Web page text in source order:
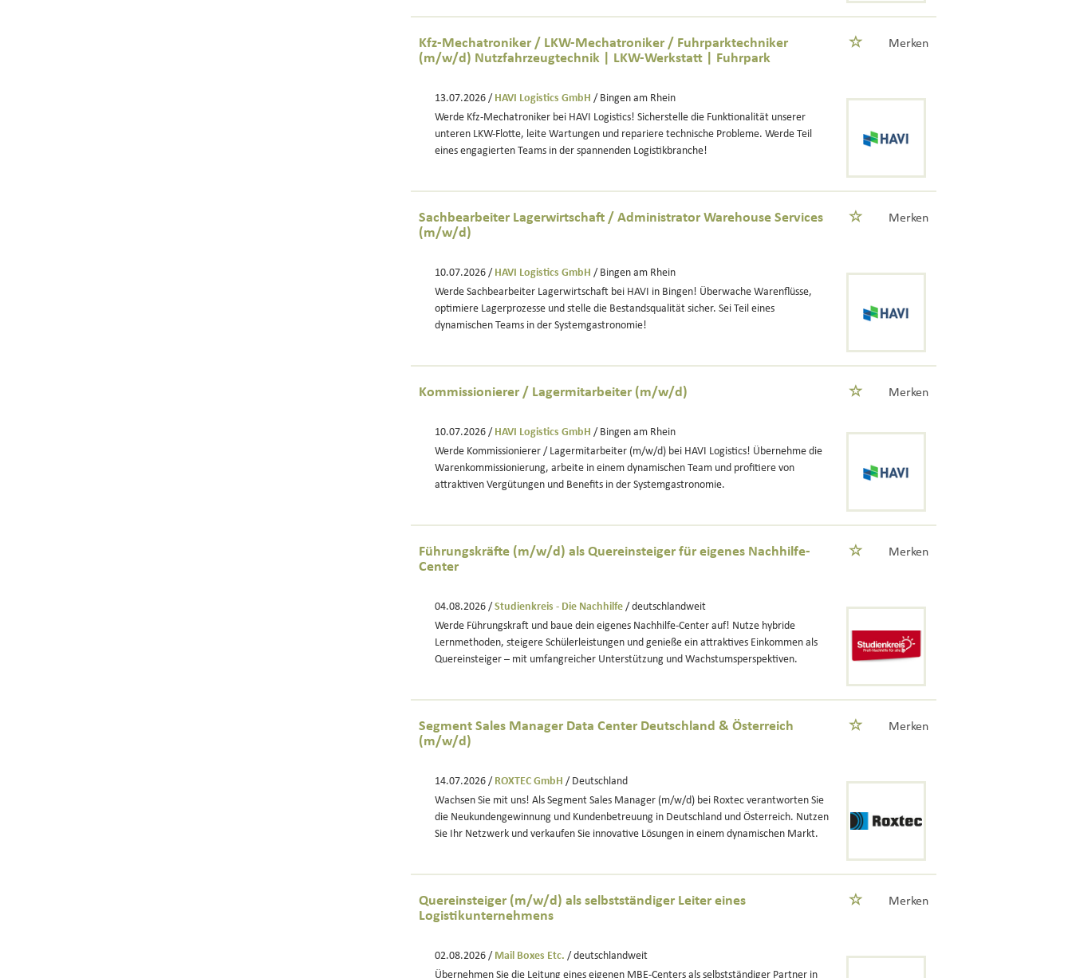
Kfz-Mechatroniker / LKW-Mechatroniker / Fuhrparktechniker
(m/w/d) Nutzfahrzeugtechnik | LKW-Werkstatt | Fuhrpark
Merken
13.07.2026 / HAVI Logistics GmbH / Bingen am Rhein
Werde Kfz-Mechatroniker bei HAVI Logistics! Sicherstelle die Funktionalität unserer
unteren LKW-Flotte, leite Wartungen und repariere technische Probleme. Werde Teil
eines engagierten Teams in der spannenden Logistikbranche!
Sachbearbeiter Lagerwirtschaft / Administrator Warehouse Services
(m/w/d)
Merken
10.07.2026 / HAVI Logistics GmbH / Bingen am Rhein
Werde Sachbearbeiter Lagerwirtschaft bei HAVI in Bingen! Überwache Warenflüsse,
optimiere Lagerprozesse und stelle die Bestandsqualität sicher. Sei Teil eines
dynamischen Teams in der Systemgastronomie!
Kommissionierer / Lagermitarbeiter (m/w/d) Merken
10.07.2026 / HAVI Logistics GmbH / Bingen am Rhein
Werde Kommissionierer / Lagermitarbeiter (m/w/d) bei HAVI Logistics! Übernehme die
Warenkommissionierung, arbeite in einem dynamischen Team und profitiere von
attraktiven Vergütungen und Benefits in der Systemgastronomie.
Führungskräfte (m/w/d) als Quereinsteiger für eigenes Nachhilfe-
Center
Merken
04.08.2026 / Studienkreis - Die Nachhilfe / deutschlandweit
Werde Führungskraft und baue dein eigenes Nachhilfe-Center auf! Nutze hybride
Lernmethoden, steigere Schülerleistungen und genieße ein attraktives Einkommen als
Quereinsteiger – mit umfangreicher Unterstützung und Wachstumsperspektiven.
Segment Sales Manager Data Center Deutschland & Österreich
(m/w/d)
Merken
14.07.2026 / ROXTEC GmbH / Deutschland
Wachsen Sie mit uns! Als Segment Sales Manager (m/w/d) bei Roxtec verantworten Sie
die Neukundengewinnung und Kundenbetreuung in Deutschland und Österreich. Nutzen
Sie Ihr Netzwerk und verkaufen Sie innovative Lösungen in einem dynamischen Markt.
Quereinsteiger (m/w/d) als selbstständiger Leiter eines
Logistikunternehmens
Merken
02.08.2026 / Mail Boxes Etc. / deutschlandweit
Übernehmen Sie die Leitung eines eigenen MBE-Centers als selbstständiger Partner in